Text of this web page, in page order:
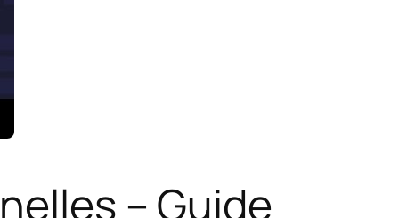
– Guide